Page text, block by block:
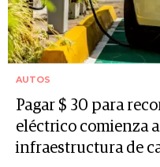
AUTOS
Pagar $ 30 para
eléctrico comienza
infraestructura de